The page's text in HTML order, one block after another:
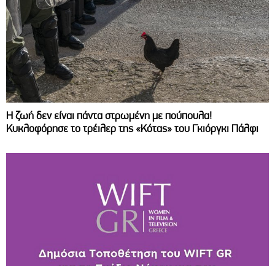
Η ζωή δεν είναι πάντα στρωμένη με πούπουλα!
Κυκλοφόρησε το τρέιλερ της «Κότας» του Γκιόργκι Πάλφι